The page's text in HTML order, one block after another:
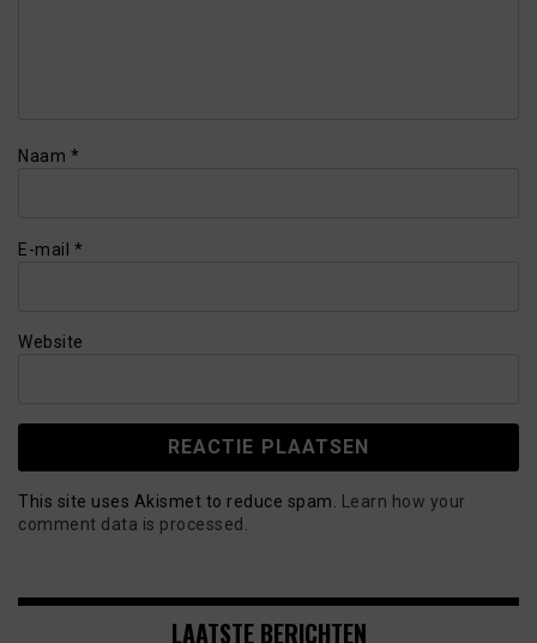
Naam *
E-mail *
Website
This site uses Akismet to reduce spam.
Learn how your
comment data is processed.
LAATSTE BERICHTEN